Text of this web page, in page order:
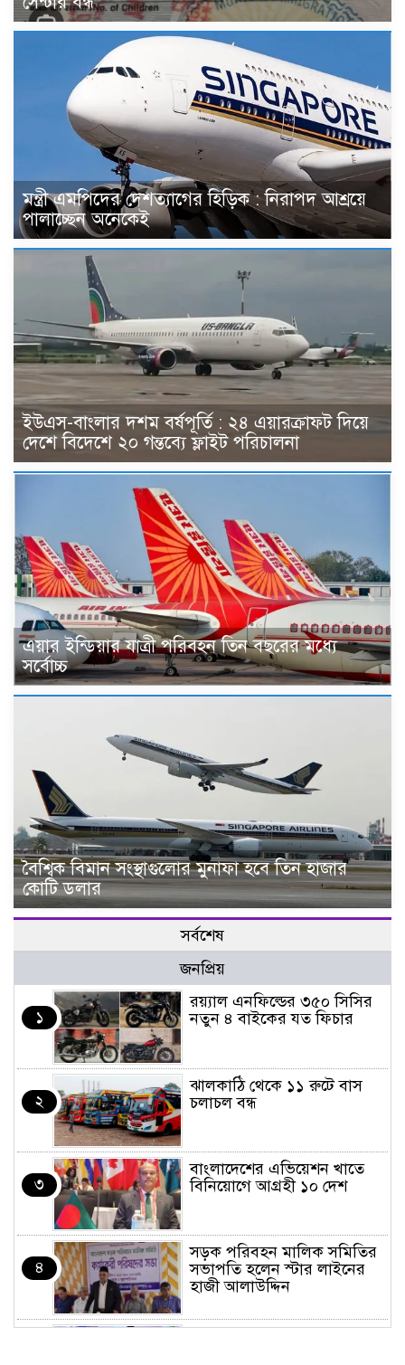
মন্ত্রী এমপিদের দেশত্যাগের হিড়িক : নিরাপদ আশ্রয়ে
পালাচ্ছেন অনেকেই
ইউএস-বাংলার দশম বর্ষপূর্তি : ২৪ এয়ারক্রাফট দিয়ে
দেশে বিদেশে ২০ গন্তব্যে ফ্লাইট পরিচালনা
এয়ার ইন্ডিয়ার যাত্রী পরিবহন তিন বছরের মধ্যে
সর্বোচ্চ
বৈশ্বিক বিমান সংস্থাগুলোর মুনাফা হবে তিন হাজার
কোটি ডলার
সর্বশেষ
জনপ্রিয়
১
র‌য়্যাল এনফিল্ডের ৩৫০ সিসির
নতুন ৪ বাইকের যত ফিচার
২
ঝালকাঠি থেকে ১১ রুটে বাস
চলাচল বন্ধ
৩
বাংলাদেশের এভিয়েশন খাতে
বিনিয়োগে আগ্রহী ১০ দেশ
৪
সড়ক পরিবহন মালিক সমিতির
সভাপতি হলেন স্টার লাইনের
হাজী আলাউদ্দিন